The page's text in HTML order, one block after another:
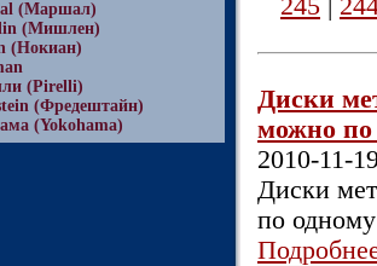
(Маршал)
(Мишлен)
(Нокиан)
(Pirelli)
(Фредештайн)
(Yokohama)
245 |
Диски
можно по
2010-11-
Диски
по